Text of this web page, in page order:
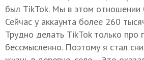
был TikTok. Мы в этом отношении
Сейчас у аккаунта более 260
Трудно делать TikTok только про
бессмысленно. Поэтому я стал